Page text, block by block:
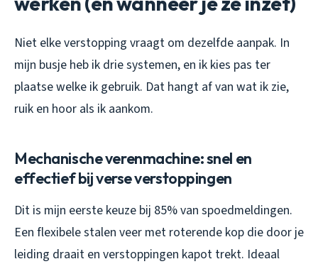
Niet elke verstopping vraagt om dezelfde aanpak. In
mijn busje heb ik drie systemen, en ik kies pas ter
plaatse welke ik gebruik. Dat hangt af van wat ik zie,
ruik en hoor als ik aankom.
Mechanische verenmachine: snel en
effectief bij verse verstoppingen
Dit is mijn eerste keuze bij 85% van spoedmeldingen.
Een flexibele stalen veer met roterende kop die door je
leiding draait en verstoppingen kapot trekt. Ideaal